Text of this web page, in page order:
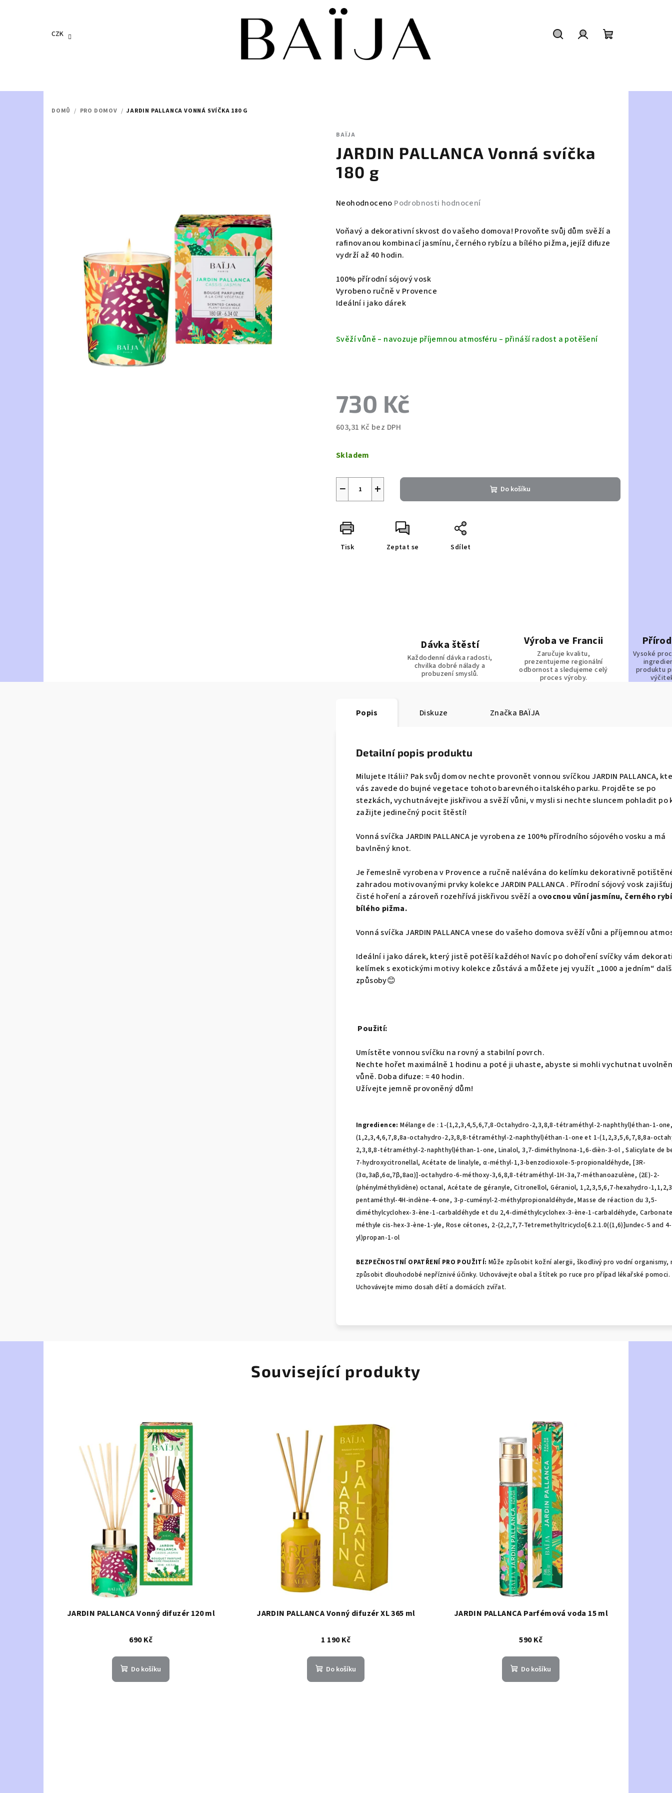
CZK
DOMŮ / PRO DOMOV / JARDIN PALLANCA VONNÁ SVÍČKA 180 G
BAÏJA
JARDIN PALLANCA Vonná svíčka
180 g
Průměrné
produktu
5
hvězdiček.
Neohodnoceno Podrobnosti hodnocení
Voňavý a dekorativní skvost do vašeho domova! Provoňte svůj dům svěží a
rafinovanou kombinací jasmínu, černého rybízu a bílého pižma, jejíž difuze
vydrží až 40 hodin.
100% přírodní sójový vosk
Vyrobeno ručně v Provence
Ideální i jako dárek
Svěží vůně – navozuje příjemnou atmosféru – přináší radost a potěšení
730 Kč
603,31 Kč bez DPH
cena:
Skladem
+
− Do košíku
Tisk Zeptat se Sdílet
Dávka štěstí
Každodenní dávka radosti,
chvilka dobré nálady a
probuzení smyslů.
Výroba ve Francii
Zaručuje kvalitu,
prezentujeme regionální
odbornost a sledujeme celý
proces výroby.
Vysoké
produktu
Popis Diskuze Značka BAÏJA
Detailní popis produktu
Milujete Itálii? Pak svůj domov nechte provonět vonnou svíčkou JARDIN PALLANCA,
vás zavede do bujné vegetace tohoto barevného italského parku. Projděte se po
stezkách, vychutnávejte jiskřivou a svěží vůni, v mysli si nechte sluncem pohladit po
zažijte jedinečný pocit štěstí!
Vonná svíčka JARDIN PALLANCA je vyrobena ze 100% přírodního sójového vosku a má
bavlněný knot.
Je řemeslně vyrobena v Provence a ručně nalévána do kelímku dekorativně
zahradou motivovanými prvky kolekce JARDIN PALLANCA . Přírodní sójový vosk
čisté hoření a zároveň rozehřívá jiskřivou svěží a ovocnou vůní jasmínu, černého
bílého pižma.
Vonná svíčka JARDIN PALLANCA vnese do vašeho domova svěží vůni a příjemnou
Ideální i jako dárek, který jistě potěší každého! Navíc po dohoření svíčky vám
kelímek s exotickými motivy kolekce zůstává a můžete jej využít „1000 a jedním“
způsoby😊
Použití:
Umístěte vonnou svíčku na rovný a stabilní povrch.
Nechte hořet maximálně 1 hodinu a poté ji uhaste, abyste si mohli vychutnat
vůně. Doba difuze: ≈ 40 hodin.
Užívejte jemně provoněný dům!
Ingredience:Mélange de : 1-(1,2,3,4,5,6,7,8-Octahydro-2,3,8,8-tétraméthyl-2-naphthyl)éthan-1-
(1,2,3,4,6,7,8,8a-octahydro-2,3,8,8-tétraméthyl-2-naphthyl)éthan-1-one et 1-(1,2,3,5,6,7,8,8a-
2,3,8,8-tétraméthyl-2-naphthyl)éthan-1-one, Linalol, 3,7-diméthylnona-1,6-dièn-3-ol , Salicylate de
7-hydroxycitronellal, Acétate de linalyle, α-méthyl-1,3-benzodioxole-5-propionaldéhyde, [3R-
(3α,3aβ,6α,7β,8aα)]-octahydro-6-méthoxy-3,6,8,8-tétraméthyl-1H-3a,7-méthanoazulène, (2E)-2-
(phénylméthylidène) octanal, Acétate de géranyle, Citronellol, Géraniol, 1,2,3,5,6,7-hexahydro-
pentaméthyl-4H-indène-4-one, 3-p-cuményl-2-méthylpropionaldéhyde, Masse de réaction du 3,5-
diméthylcyclohex-3-ène-1-carbaldéhyde et du 2,4-diméthylcyclohex-3-ène-1-carbaldéhyde,
méthyle cis-hex-3-ène-1-yle, Rose cétones, 2-(2,2,7,7-Tetremethyltricyclo[6.2.1.0((1,6)]undec-5 and
yl)propan-1-ol
BEZPEČNOSTNÍ OPATŘENÍ PRO POUŽITÍ: Může způsobit kožní alergii, škodlivý pro vodní organismy,
způsobit dlouhodobé nepříznivé účinky. Uchovávejte obal a štítek po ruce pro případ lékařské pomoci.
Uchovávejte mimo dosah dětí a domácích zvířat.
Související produkty
JARDIN PALLANCA Vonný difuzér 120 ml
690 Kč
Do košíku
JARDIN PALLANCA Vonný difuzér XL 365 ml
1 190 Kč
Do košíku
JARDIN PALLANCA Parfémová voda 15 ml
590 Kč
Do košíku